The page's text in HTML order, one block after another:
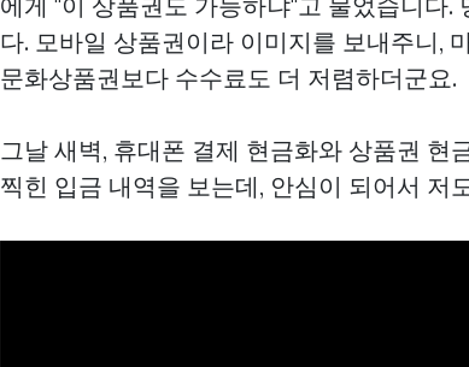
다. 모바일 상품권이라 이미지를 보내주니,
문화상품권보다 수수료도 더 저렴하더군요.
그날 새벽, 휴대폰 결제 현금화와 상품권 현
찍힌 입금 내역을 보는데, 안심이 되어서 저